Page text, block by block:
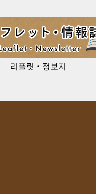
리플릿・정보지